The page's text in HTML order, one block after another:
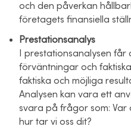
och den påverkan
företagets finansiella
Prestationsanalys
I prestationsanalysen
förväntningar och
faktiska och möjliga
Analysen kan vara ett
svara på frågor som: Var
hur tar vi oss dit?